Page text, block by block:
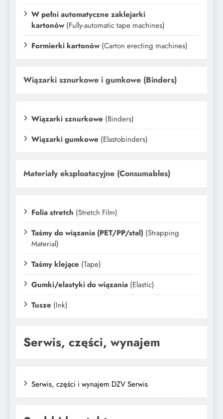
W pełni automatyczne zaklejarki
kartonów(Fully-automatic tape machines)
Formierki kartonów(Carton erecting machines)
Wiązarki sznurkowe i gumkowe (Binders)
Wiązarki sznurkowe (Binders)
Wiązarki gumkowe (Elastobinders)
Materiały eksploatacyjne (Consumables)
Folia stretch (Stretch Film)
Taśmy do wiązania (PET/PP/stal) (Strapping
Material)
Taśmy klejące (Tape)
Gumki/elastyki do wiązania (Elastic)
Tusze (Ink)
Serwis, części, wynajem
Serwis, części i wynajem DZV Serwis